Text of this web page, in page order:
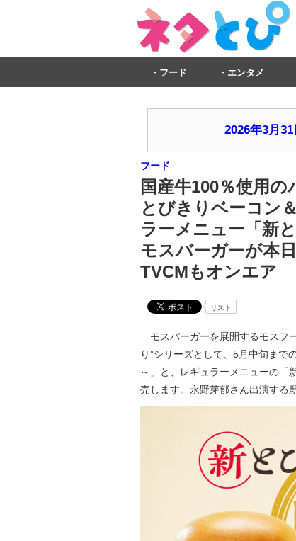
フード エンタメ
2026年3月
フード
国産牛100％使用
とびきりベーコン
ラーメニュー「新
モスバーガーが本
TVCMもオンエア
リスト
モスバーガーを展開するモスフ
り”シリーズとして、5月中旬ま
～」と、レギュラーメニューの「
売します。永野芽郁さん出演する